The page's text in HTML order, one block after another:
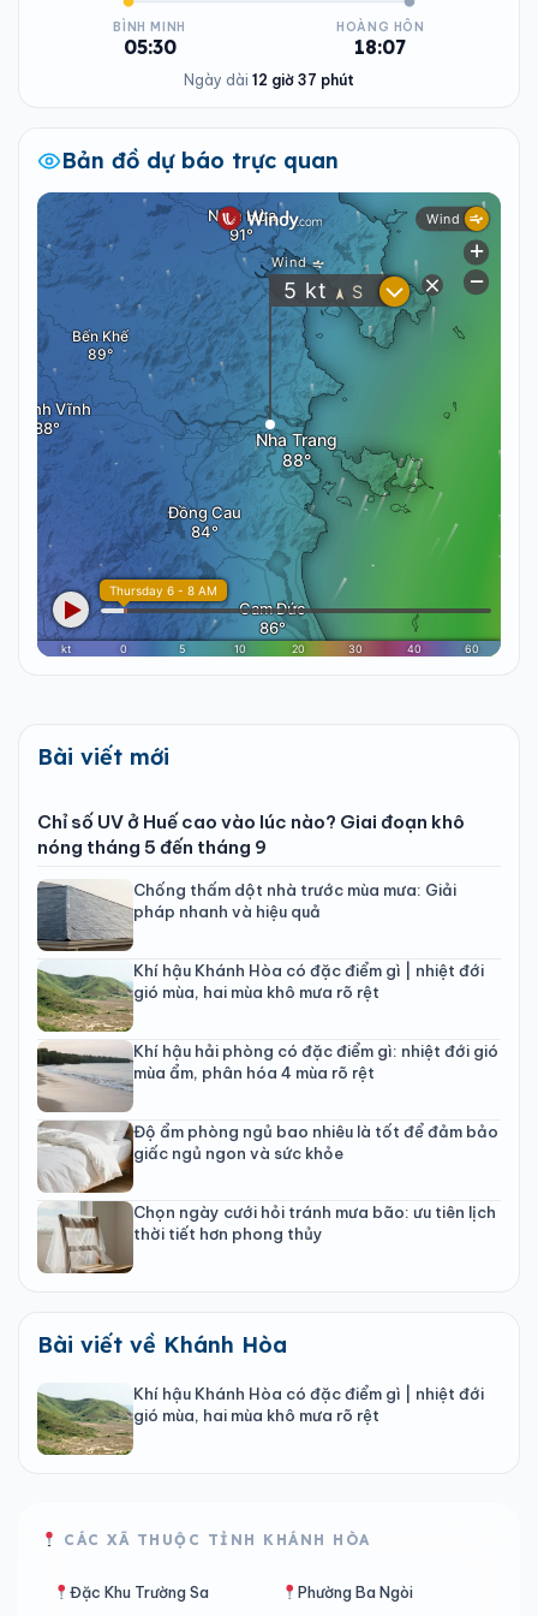
BÌNH MINH
05:30
HOÀNG HÔN
18:07
Ngày dài 12 giờ 37 phút
Bản đồ dự báo trực quan
Bài viết mới
Chỉ số UV ở Huế cao vào lúc nào? Giai đoạn khô
nóng tháng 5 đến tháng 9
Chống thấm dột nhà trước mùa mưa: Giải
pháp nhanh và hiệu quả
Khí hậu Khánh Hòa có đặc điểm gì | nhiệt đới
gió mùa, hai mùa khô mưa rõ rệt
Khí hậu hải phòng có đặc điểm gì: nhiệt đới gió
mùa ẩm, phân hóa 4 mùa rõ rệt
Độ ẩm phòng ngủ bao nhiêu là tốt để đảm bảo
giấc ngủ ngon và sức khỏe
Chọn ngày cưới hỏi tránh mưa bão: ưu tiên lịch
thời tiết hơn phong thủy
Bài viết về Khánh Hòa
Khí hậu Khánh Hòa có đặc điểm gì | nhiệt đới
gió mùa, hai mùa khô mưa rõ rệt
CÁC XÃ THUỘC TỈNH KHÁNH HÒA
Đặc Khu Trường Sa Phường Ba Ngòi